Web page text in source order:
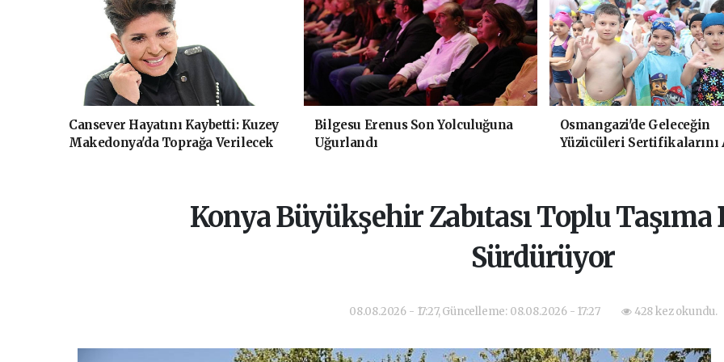
Cansever Hayatını Kaybetti: Kuzey
Makedonya'da Toprağa Verilecek
Bilgesu Erenus Son Yolculuğuna
Uğurlandı
Osmangazi'de Geleceğin
Yüzücüleri Sertifikalarını
Konya Büyükşehir Zabıtası Toplu
Sürdürüyor
08.08.2026 - 17:27, Güncelleme: 08.08.2026 - 17:27 428 kez okundu.